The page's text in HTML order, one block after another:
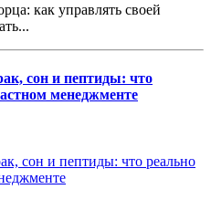
как управлять своей
сон и пептиды: что
менеджменте